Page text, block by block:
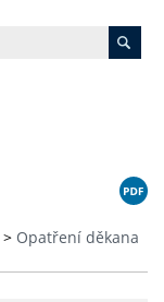
> Opatření děkana